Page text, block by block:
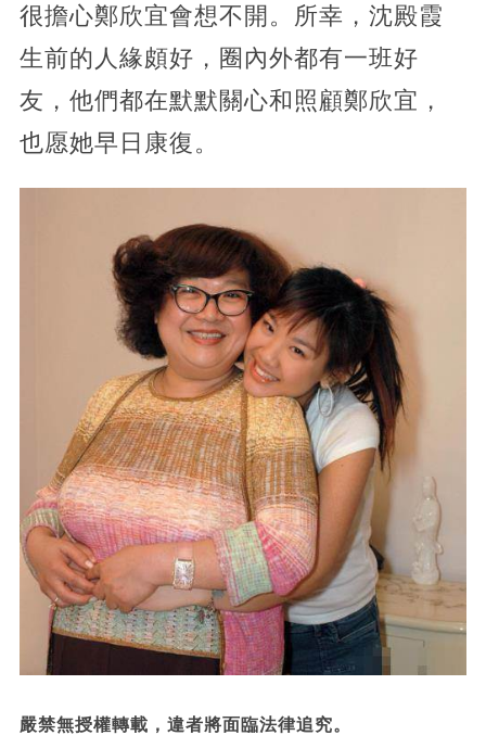
很擔心鄭欣宜會想不開。所幸，沈殿霞
生前的人緣頗好，圈內外都有一班好
友，他們都在默默關心和照顧鄭欣宜，
也愿她早日康復。
嚴禁無授權轉載，違者將面臨法律追究。